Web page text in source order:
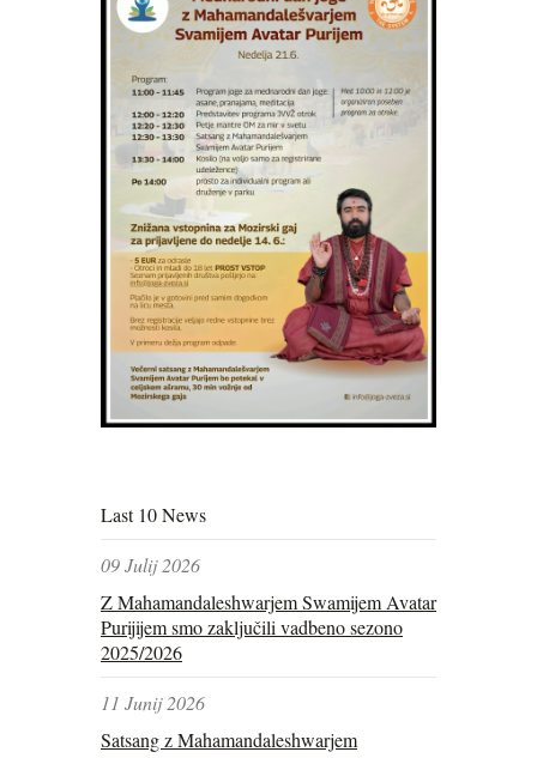
Last 10 News
09 Julij 2026
Z Mahamandaleshwarjem Swamijem Avatar
Purijijem smo zaključili vadbeno sezono
2025/2026
11 Junij 2026
Satsang z Mahamandaleshwarjem